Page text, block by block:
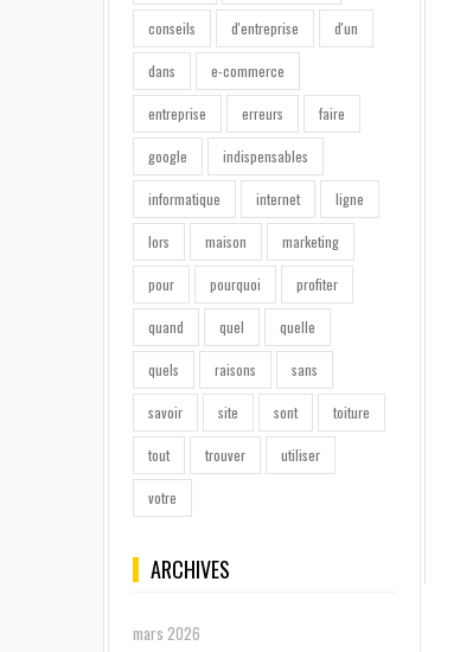
conseils d'entreprise d'un
dans e-commerce
entreprise erreurs faire
google indispensables
informatique internet ligne
lors maison marketing
pour pourquoi profiter
quand quel quelle
quels raisons sans
savoir site sont toiture
tout trouver utiliser
votre
ARCHIVES
mars 2026